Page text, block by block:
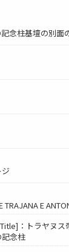
念柱基壇の別面
E
：トラヤヌス
念柱